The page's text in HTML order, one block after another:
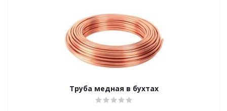
Труба медная в бухтах